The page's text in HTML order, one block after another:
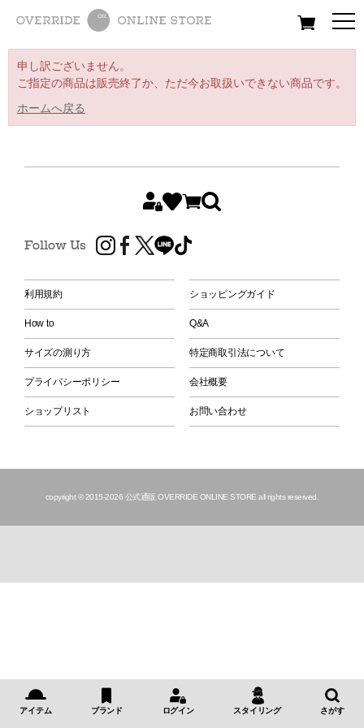
All Women Men
申し訳ございません。
ご指定の商品は販売終了か、ただ今お取扱いできない商品です。
ホームへ戻る
Follow Us
利用規約 ショッピングガイド
How to Q&A
サイズの測り方 特定商取引法について
プライバシーポリシー 会社概要
ショップリスト お問い合わせ
copyright © 2015-2026 公式通販 OVERRIDE ONLINE STORE all rights reserved.
アイテム ブランド ログイン スタイリング さがす